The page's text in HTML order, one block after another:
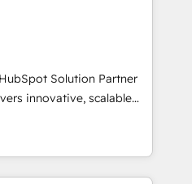
that understands
enabling smarter
customer
to create a single source
in weeks. We are
in Healthcare,
Solution Partner
innovative, scalable
solutions across
• CRM migrations •
Service automation •